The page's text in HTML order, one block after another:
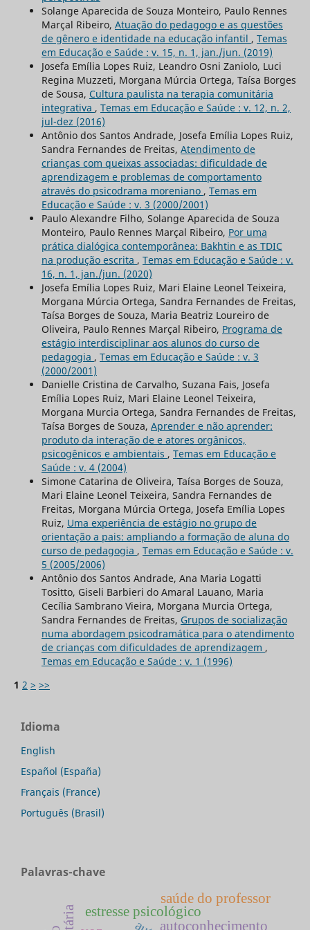
Solange Aparecida de Souza Monteiro, Paulo Rennes
Marçal Ribeiro, Atuação do pedagogo e as questões
de gênero e identidade na educação infantil , Temas
em Educação e Saúde : v. 15, n. 1, jan./jun. (2019)
Josefa Emília Lopes Ruiz, Leandro Osni Zaniolo, Luci
Regina Muzzeti, Morgana Múrcia Ortega, Taísa Borges
de Sousa, Cultura paulista na terapia comunitária
integrativa , Temas em Educação e Saúde : v. 12, n. 2,
jul-dez (2016)
Antônio dos Santos Andrade, Josefa Emília Lopes Ruiz,
Sandra Fernandes de Freitas, Atendimento de
crianças com queixas associadas: dificuldade de
aprendizagem e problemas de comportamento
através do psicodrama moreniano , Temas em
Educação e Saúde : v. 3 (2000/2001)
Paulo Alexandre Filho, Solange Aparecida de Souza
Monteiro, Paulo Rennes Marçal Ribeiro, Por uma
prática dialógica contemporânea: Bakhtin e as TDIC
na produção escrita , Temas em Educação e Saúde : v.
16, n. 1, jan./jun. (2020)
Josefa Emília Lopes Ruiz, Mari Elaine Leonel Teixeira,
Morgana Múrcia Ortega, Sandra Fernandes de Freitas,
Taísa Borges de Souza, Maria Beatriz Loureiro de
Oliveira, Paulo Rennes Marçal Ribeiro, Programa de
estágio interdisciplinar aos alunos do curso de
pedagogia , Temas em Educação e Saúde : v. 3
(2000/2001)
Danielle Cristina de Carvalho, Suzana Fais, Josefa
Emília Lopes Ruiz, Mari Elaine Leonel Teixeira,
Morgana Murcia Ortega, Sandra Fernandes de Freitas,
Taísa Borges de Souza, Aprender e não aprender:
produto da interação de e atores orgânicos,
psicogênicos e ambientais , Temas em Educação e
Saúde : v. 4 (2004)
Simone Catarina de Oliveira, Taísa Borges de Souza,
Mari Elaine Leonel Teixeira, Sandra Fernandes de
Freitas, Morgana Múrcia Ortega, Josefa Emília Lopes
Ruiz, Uma experiência de estágio no grupo de
orientação a pais: ampliando a formação de aluna do
curso de pedagogia , Temas em Educação e Saúde : v.
5 (2005/2006)
Antônio dos Santos Andrade, Ana Maria Logatti
Tositto, Giseli Barbieri do Amaral Lauano, Maria
Cecília Sambrano Vieira, Morgana Murcia Ortega,
Sandra Fernandes de Freitas, Grupos de socialização
numa abordagem psicodramática para o atendimento
de crianças com dificuldades de aprendizagem ,
Temas em Educação e Saúde : v. 1 (1996)
1 2 > >>
Idioma
English
Español (España)
Français (France)
Português (Brasil)
Palavras-chave
autoconhecimento
estresse psicológico
saúde do professor